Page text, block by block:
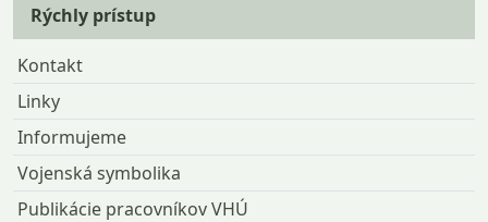
Rýchly prístup
Kontakt
Linky
Informujeme
Vojenská symbolika
Publikácie pracovníkov VHÚ